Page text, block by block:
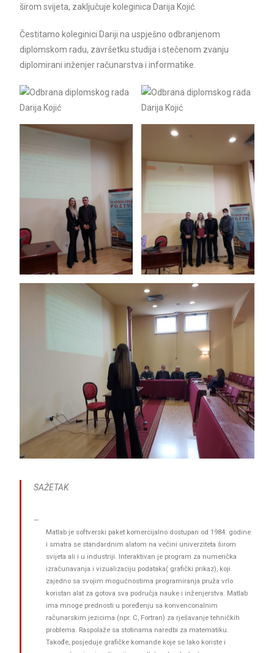
širom svijeta, zaključuje koleginica Darija Kojić.
Čestitamo koleginici Dariji na uspješno odbranjenom
diplomskom radu, završetku studija i stečenom zvanju
diplomirani inženjer računarstva i informatike.
SAŽETAK
Matlab je softverski paket komercijalno dostupan od 1984. godine
i smatra se standardnim alatom na većini univerziteta širom
svijeta ali i u industriji. Interaktivan je program za numerička
izračunavanja i vizualizaciju podataka( grafički prikaz), koji
zajedno sa svojim mogućnostima programiranja pruža vrlo
koristan alat za gotova sva područja nauke i inženjerstva. Matlab
ima mnoge prednosti u poređenju sa konvenconalnim
računarskim jezicima (npr. C, Fortran) za rješavanje tehničkih
problema. Raspolaže sa stotinama naredbi za matematiku.
Takođe, posjeduje grafičke komande koje se lako koriste i